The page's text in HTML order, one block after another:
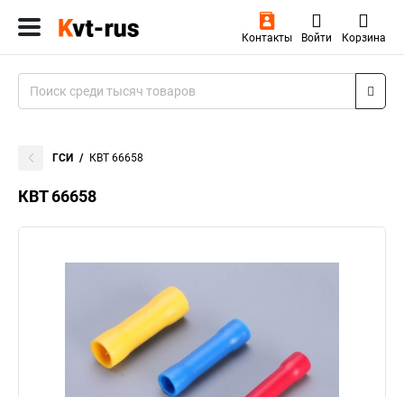
Контакты Войти Корзина
ГСИ КВТ 66658
КВТ 66658